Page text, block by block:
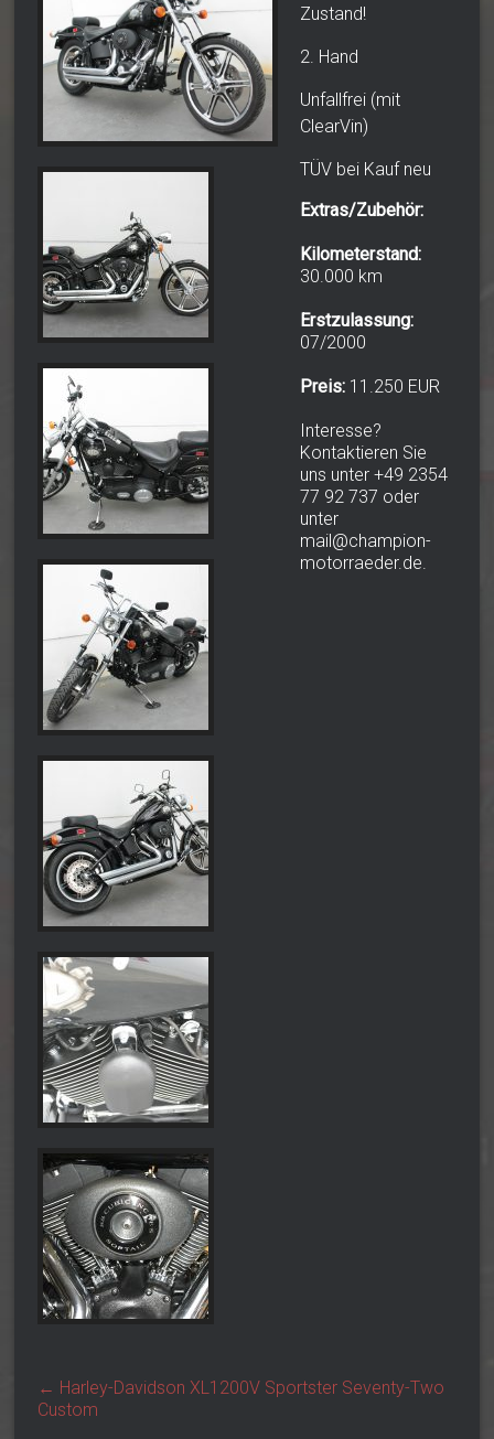
Zustand!
2. Hand
Unfallfrei (mit
ClearVin)
TÜV bei Kauf neu
Extras/Zubehör:
Kilometerstand:
30.000 km
Erstzulassung:
07/2000
Preis: 11.250 EUR
Interesse?
Kontaktieren Sie
uns unter +49 2354
77 92 737 oder
unter
mail@champion-
motorraeder.de.
← Harley-Davidson XL1200V Sportster Seventy-Two
Custom